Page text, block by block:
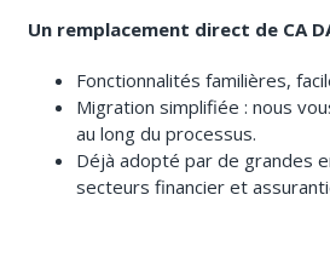
Un remplacement direct de CA
Fonctionnalités familières,
Migration simplifiée : nous
au long du processus.
Déjà adopté par de grandes
secteurs financier et